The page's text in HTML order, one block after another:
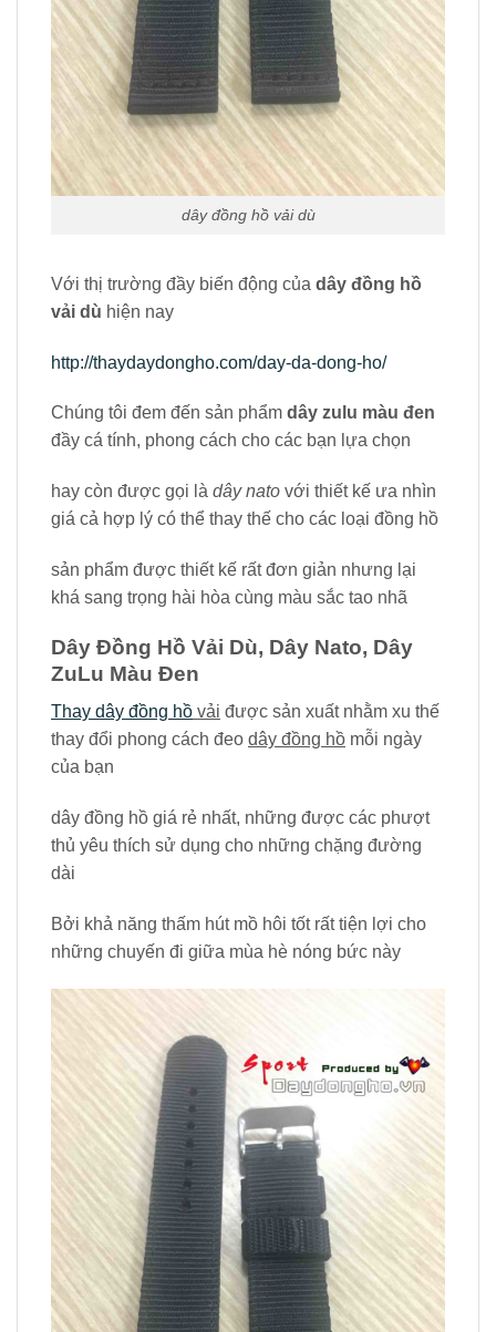
dây đồng hồ vải dù
Với thị trường đầy biến động của dây đồng hồ
vải dù hiện nay
http://thaydaydongho.com/day-da-dong-ho/
Chúng tôi đem đến sản phẩm dây zulu màu đen
đầy cá tính, phong cách cho các bạn lựa chọn
hay còn được gọi là dây nato với thiết kế ưa nhìn
giá cả hợp lý có thể thay thế cho các loại đồng hồ
sản phẩm được thiết kế rất đơn giản nhưng lại
khá sang trọng hài hòa cùng màu sắc tao nhã
Dây Đồng Hồ Vải Dù, Dây Nato, Dây
ZuLu Màu Đen
Thay dây đồng hồ vải được sản xuất nhằm xu thế
thay đổi phong cách đeo dây đồng hồ mỗi ngày
của bạn
dây đồng hồ giá rẻ nhất, những được các phượt
thủ yêu thích sử dụng cho những chặng đường
dài
Bởi khả năng thấm hút mồ hôi tốt rất tiện lợi cho
những chuyến đi giữa mùa hè nóng bức này